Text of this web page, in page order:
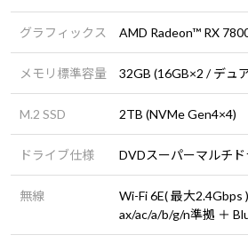
グラフィックス AMD Radeon™ RX
メモリ標準容量 32GB (16GB×2 / デュ
M.2 SSD 2TB (NVMe Gen4×4)
ドライブ仕様 DVDスーパーマルチ
無線
Wi-Fi 6E( 最大2.4Gbps
ax/ac/a/b/g/n準拠 ＋